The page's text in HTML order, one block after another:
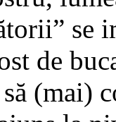
se
de
(mai)